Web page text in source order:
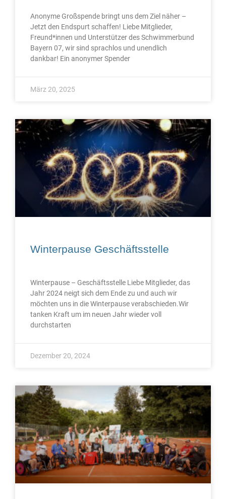
Anonyme Großspende bringt uns dem Ziel näher –
Jetzt den Endspurt schaffen! Liebe Mitglieder,
Freund*innen und Unterstützer des Schwimmerbund
Bayern 07, wir sind sprachlos und unendlich
dankbar! Ein anonymer Spender
März 20, 2025
Winterpause Geschäftsstelle
Winterpause – Geschäftsstelle Liebe Mitglieder, das
Jahr 2024 neigt sich dem Ende zu und auch wir
möchten uns in die Winterpause verabschieden.Wir
tanken Kraft um im neuen Jahr wieder voll
durchstarten
Dezember 20, 2024